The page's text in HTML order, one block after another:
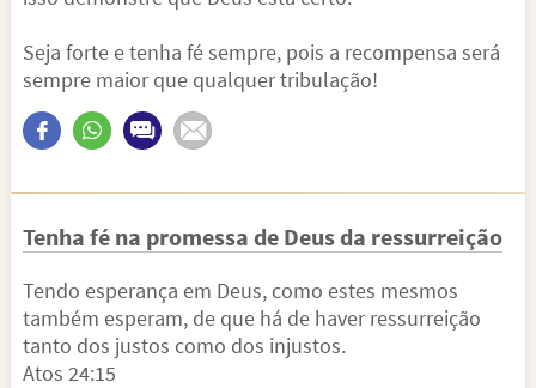
Seja forte e tenha fé sempre, pois a recompensa será
sempre maior que qualquer tribulação!
Tenha fé na promessa de Deus da ressurreição
Tendo esperança em Deus, como estes mesmos
também esperam, de que há de haver ressurreição
tanto dos justos como dos injustos.
Atos 24:15